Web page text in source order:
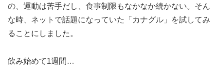
の、運動は苦手だし、食事制限もなかなか続かない。そん
な時、ネットで話題になっていた「カナグル」を試してみ
ることにしました。
飲み始めて1週間…